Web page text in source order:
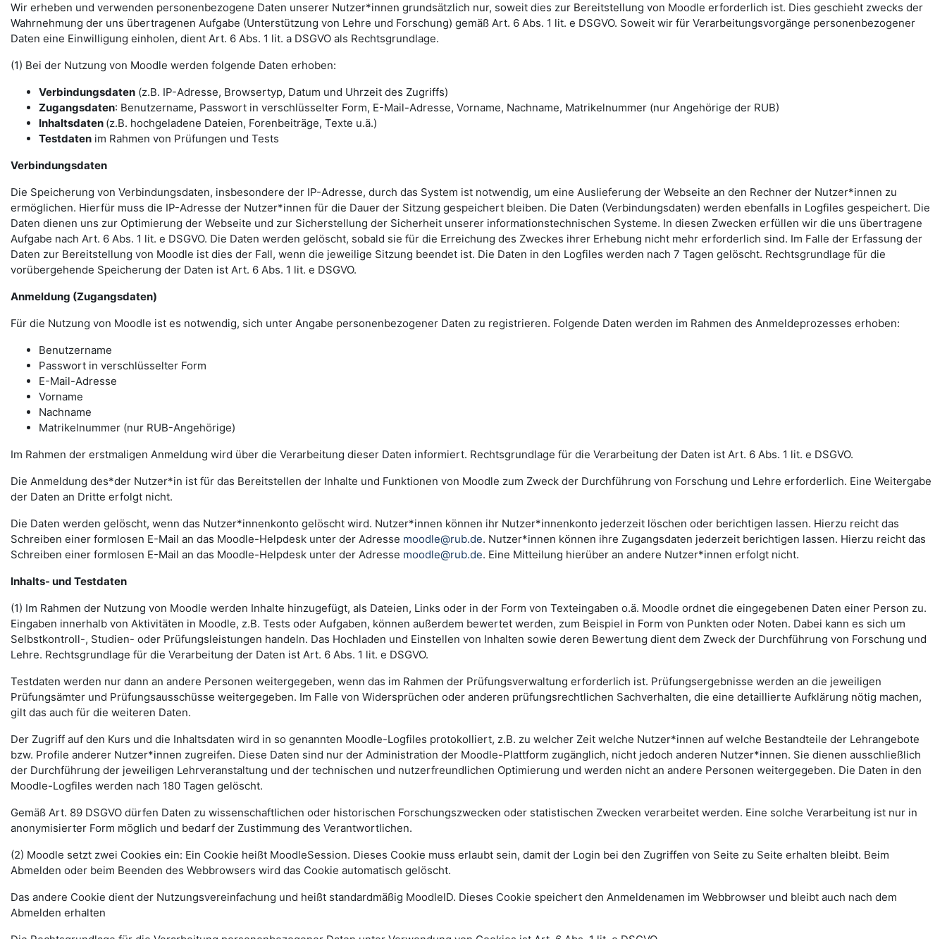
Wir erheben und verwenden personenbezogene Daten unserer Nutzer*innen grundsätzlich nur, soweit dies zur Bereitstellung von Moodle erforderlich ist. Dies geschieht zwecks der
Wahrnehmung der uns übertragenen Aufgabe (Unterstützung von Lehre und Forschung) gemäß Art. 6 Abs. 1 lit. e DSGVO. Soweit wir für Verarbeitungsvorgänge personenbezogener
Daten eine Einwilligung einholen, dient Art. 6 Abs. 1 lit. a DSGVO als Rechtsgrundlage.
(1) Bei der Nutzung von Moodle werden folgende Daten erhoben:
Verbindungsdaten (z.B. IP-Adresse, Browsertyp, Datum und Uhrzeit des Zugriffs)
Zugangsdaten: Benutzername, Passwort in verschlüsselter Form, E-Mail-Adresse, Vorname, Nachname, Matrikelnummer (nur Angehörige der RUB)
Inhaltsdaten (z.B. hochgeladene Dateien, Forenbeiträge, Texte u.ä.)
Testdaten im Rahmen von Prüfungen und Tests
Verbindungsdaten
Die Speicherung von Verbindungsdaten, insbesondere der IP-Adresse, durch das System ist notwendig, um eine Auslieferung der Webseite an den Rechner der Nutzer*innen zu
ermöglichen. Hierfür muss die IP-Adresse der Nutzer*innen für die Dauer der Sitzung gespeichert bleiben. Die Daten (Verbindungsdaten) werden ebenfalls in Logfiles gespeichert. Die
Daten dienen uns zur Optimierung der Webseite und zur Sicherstellung der Sicherheit unserer informationstechnischen Systeme. In diesen Zwecken erfüllen wir die uns übertragene
Aufgabe nach Art. 6 Abs. 1 lit. e DSGVO. Die Daten werden gelöscht, sobald sie für die Erreichung des Zweckes ihrer Erhebung nicht mehr erforderlich sind. Im Falle der Erfassung der
Daten zur Bereitstellung von Moodle ist dies der Fall, wenn die jeweilige Sitzung beendet ist. Die Daten in den Logfiles werden nach 7 Tagen gelöscht. Rechtsgrundlage für die
vorübergehende Speicherung der Daten ist Art. 6 Abs. 1 lit. e DSGVO.
Anmeldung (Zugangsdaten)
Für die Nutzung von Moodle ist es notwendig, sich unter Angabe personenbezogener Daten zu registrieren. Folgende Daten werden im Rahmen des Anmeldeprozesses erhoben:
Benutzername
Passwort in verschlüsselter Form
E-Mail-Adresse
Vorname
Nachname
Matrikelnummer (nur RUB-Angehörige)
Im Rahmen der erstmaligen Anmeldung wird über die Verarbeitung dieser Daten informiert. Rechtsgrundlage für die Verarbeitung der Daten ist Art. 6 Abs. 1 lit. e DSGVO.
Die Anmeldung des*der Nutzer*in ist für das Bereitstellen der Inhalte und Funktionen von Moodle zum Zweck der Durchführung von Forschung und Lehre erforderlich. Eine Weitergabe
der Daten an Dritte erfolgt nicht.
Die Daten werden gelöscht, wenn das Nutzer*innenkonto gelöscht wird. Nutzer*innen können ihr Nutzer*innenkonto jederzeit löschen oder berichtigen lassen. Hierzu reicht das
Schreiben einer formlosen E-Mail an das Moodle-Helpdesk unter der Adresse moodle@rub.de. Nutzer*innen können ihre Zugangsdaten jederzeit berichtigen lassen. Hierzu reicht das
Schreiben einer formlosen E-Mail an das Moodle-Helpdesk unter der Adresse moodle@rub.de. Eine Mitteilung hierüber an andere Nutzer*innen erfolgt nicht.
Inhalts- und Testdaten
(1) Im Rahmen der Nutzung von Moodle werden Inhalte hinzugefügt, als Dateien, Links oder in der Form von Texteingaben o.ä. Moodle ordnet die eingegebenen Daten einer Person zu.
Eingaben innerhalb von Aktivitäten in Moodle, z.B. Tests oder Aufgaben, können außerdem bewertet werden, zum Beispiel in Form von Punkten oder Noten. Dabei kann es sich um
Selbstkontroll-, Studien- oder Prüfungsleistungen handeln. Das Hochladen und Einstellen von Inhalten sowie deren Bewertung dient dem Zweck der Durchführung von Forschung und
Lehre. Rechtsgrundlage für die Verarbeitung der Daten ist Art. 6 Abs. 1 lit. e DSGVO.
Testdaten werden nur dann an andere Personen weitergegeben, wenn das im Rahmen der Prüfungsverwaltung erforderlich ist. Prüfungsergebnisse werden an die jeweiligen
Prüfungsämter und Prüfungsausschüsse weitergegeben. Im Falle von Widersprüchen oder anderen prüfungsrechtlichen Sachverhalten, die eine detaillierte Aufklärung nötig machen,
gilt das auch für die weiteren Daten.
Der Zugriff auf den Kurs und die Inhaltsdaten wird in so genannten Moodle-Logfiles protokolliert, z.B. zu welcher Zeit welche Nutzer*innen auf welche Bestandteile der Lehrangebote
bzw. Profile anderer Nutzer*innen zugreifen. Diese Daten sind nur der Administration der Moodle-Plattform zugänglich, nicht jedoch anderen Nutzer*innen. Sie dienen ausschließlich
der Durchführung der jeweiligen Lehrveranstaltung und der technischen und nutzerfreundlichen Optimierung und werden nicht an andere Personen weitergegeben. Die Daten in den
Moodle-Logfiles werden nach 180 Tagen gelöscht.
Gemäß Art. 89 DSGVO dürfen Daten zu wissenschaftlichen oder historischen Forschungszwecken oder statistischen Zwecken verarbeitet werden. Eine solche Verarbeitung ist nur in
anonymisierter Form möglich und bedarf der Zustimmung des Verantwortlichen.
(2) Moodle setzt zwei Cookies ein: Ein Cookie heißt MoodleSession. Dieses Cookie muss erlaubt sein, damit der Login bei den Zugriffen von Seite zu Seite erhalten bleibt. Beim
Abmelden oder beim Beenden des Webbrowsers wird das Cookie automatisch gelöscht.
Das andere Cookie dient der Nutzungsvereinfachung und heißt standardmäßig MoodleID. Dieses Cookie speichert den Anmeldenamen im Webbrowser und bleibt auch nach dem
Abmelden erhalten